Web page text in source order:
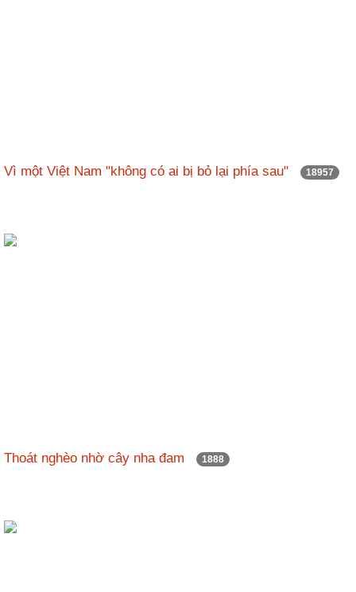
Vì một Việt Nam "không có ai bị bỏ lại phía sau" 18957
Thoát nghèo nhờ cây nha đam 1888